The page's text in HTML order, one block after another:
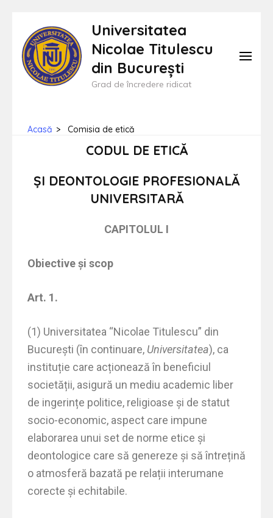
Universitatea
Nicolae Titulescu
din București
Grad de încredere ridicat
Acasă > Comisia de etică
CODUL DE ETICĂ
ȘI DEONTOLOGIE PROFESIONALĂ
UNIVERSITARĂ
CAPITOLUL I
Obiective și scop
Art. 1.
(1) Universitatea “Nicolae Titulescu” din
București (în continuare, Universitatea), ca
instituție care acționează în beneficiul
societății, asigură un mediu academic liber
de ingerințe politice, religioase și de statut
socio-economic, aspect care impune
elaborarea unui set de norme etice și
deontologice care să genereze și să întrețină
o atmosferă bazată pe relații interumane
corecte și echitabile.